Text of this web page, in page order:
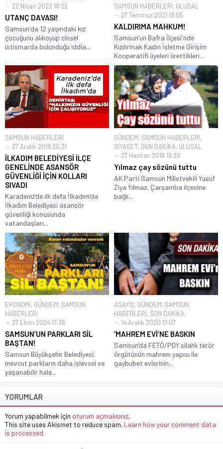
22 Nisan 2022 18:22
UTANÇ DAVASI!
Samsun'da 12 yaşındaki kız
çocuğunu alıkoyup cinsel
istismarda bulunduğu iddia...
SAMSUN HABERLERİ, ULUSAL
27 Temmuz 2021 19:05
KALDIRIMA MAHKUM!
Samsun’un Bafra İlçesi'nde
Kızılırmak Kadın İşletme Girişim
Kooperatifi üyeleri ürettikleri...
SAMSUN HABERLERİ
27 Aralık 2019 20:31
İLKADIM BELEDİYESİ İLÇE
GENELİNDE ASANSÖR
GÜVENLİĞİ İÇİN KOLLARI
SIVADI
Karadeniz’de ilk defa İlkadım’da
İlkadım Belediyesi asansör
güvenliği konusunda
vatandaşları...
GÜNDEM, SAMSUN HABERLERİ,
SİYASET, SON DAKİKA, ULUSAL
27 Haziran 2018 18:39
Yılmaz çay sözünü tuttu
AK Parti Samsun Milletvekili Yusuf
Ziya Yılmaz, Çarşamba ilçesine
bağlı...
EKONOMİ, GÜNDEM, SAMSUN
HABERLERİ
27 Ekim 2024 17:36
SAMSUN’UN PARKLARI SİL
BAŞTAN!
Samsun Büyükşehir Belediyesi,
mevcut parkların daha işlevsel ve
yaşanabilir hale...
ASAYİŞ, GÜNDEM, SAMSUN
HABERLERİ, SON DAKİKA
14 Aralık 2020 17:07
‘MAHREM EVİ’NE BASKIN
Samsun’da FETÖ/PDY silahlı terör
örgütünün mahrem yapısı ile
gaybubet evlerinin...
YORUMLAR
Yorum yapabilmek için oturum açmalısınız.
This site uses Akismet to reduce spam. Learn how your comment data
is processed.